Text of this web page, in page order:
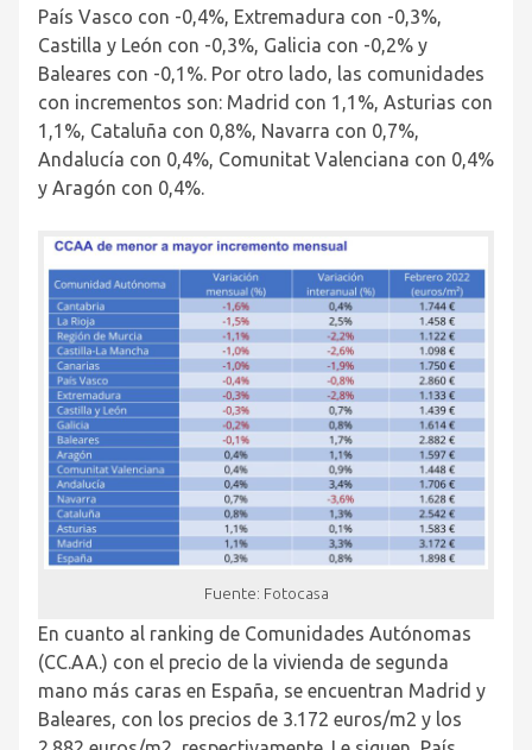
País Vasco con -0,4%, Extremadura con -0,3%,
Castilla y León con -0,3%, Galicia con -0,2% y
Baleares con -0,1%. Por otro lado, las comunidades
con incrementos son: Madrid con 1,1%, Asturias con
1,1%, Cataluña con 0,8%, Navarra con 0,7%,
Andalucía con 0,4%, Comunitat Valenciana con 0,4%
y Aragón con 0,4%.
Fuente: Fotocasa
En cuanto al ranking de Comunidades Autónomas
(CC.AA.) con el precio de la vivienda de segunda
mano más caras en España, se encuentran Madrid y
Baleares, con los precios de 3.172 euros/m2 y los